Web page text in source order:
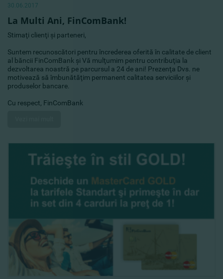
30.06.2017
La Multi Ani, FinComBank!
Stimaţi clienţi şi parteneri,
Suntem recunoscători pentru încrederea oferită în calitate de client
al băncii FinComBank şi Vă mulţumim pentru contribuţia la
dezvoltarea noastră pe parcursul a 24 de ani! Prezenţa Dvs. ne
motivează să îmbunătăţim permanent calitatea serviciilor şi
produselor bancare.
Cu respect, FinComBank